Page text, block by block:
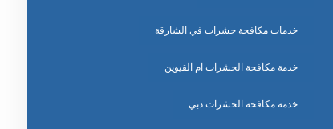
خدمات مكافحة حشرات في الشارقة
خدمة مكافحة الحشرات ام القيوين
خدمة مكافحة الحشرات دبي